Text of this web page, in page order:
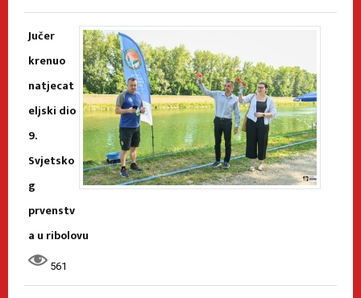
Jučer
krenuo
natjecat
eljski dio
9.
Svjetsko
g
prvenstv
a u ribolovu
561